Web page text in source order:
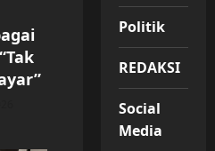
Politik
REDAKSI
Social
Media